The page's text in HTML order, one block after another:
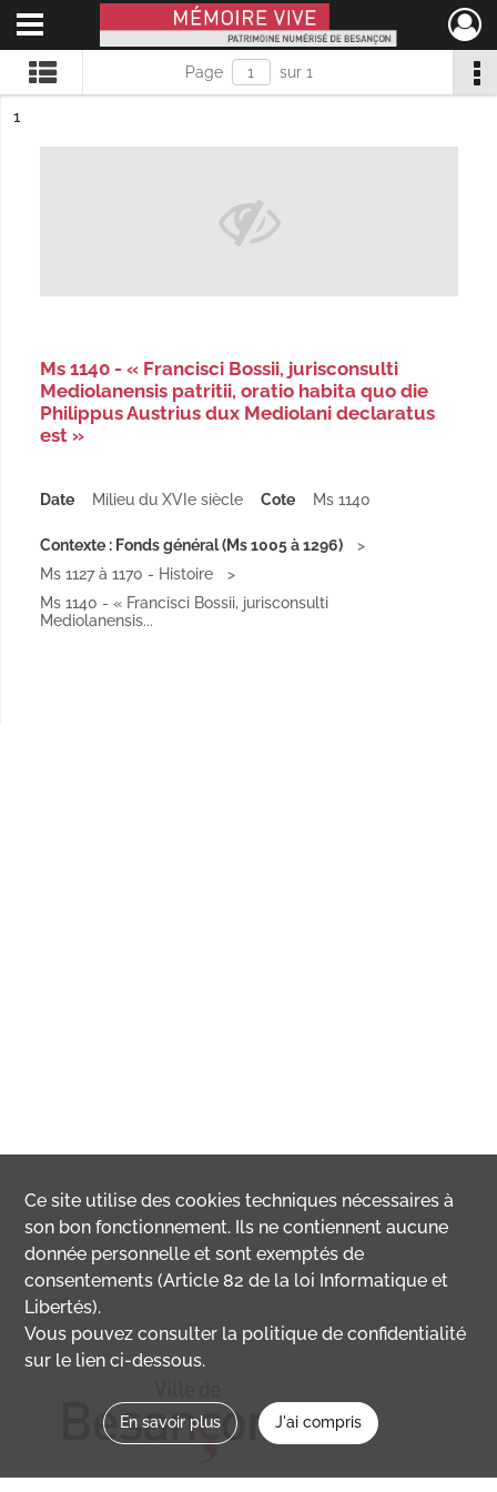
Mémoire Vive patrimoine numérisé de Besançon
Ouvrir le menu déroulant
Page sur 1
n°
1
Ms 1140 - « Francisci Bossii, jurisconsulti
Mediolanensis patritii, oratio habita quo die
Philippus Austrius dux Mediolani declaratus
est »
Date Milieu du XVIe siècle Cote Ms 1140
Contexte : Fonds général (Ms 1005 à 1296)
Ms 1127 à 1170 - Histoire
Ms 1140 - « Francisci Bossii, jurisconsulti
Mediolanensis...
Ce site utilise descookies techniques nécessaires à
son bon fonctionnement. Ils ne contiennent aucune
donnée personnelle et sont exemptés de
consentements (Article 82 de la loi Informatique et
Libertés).
Vous pouvez consulter la politique de confidentialité
sur le lien ci-dessous.
En savoir plus J'ai compris